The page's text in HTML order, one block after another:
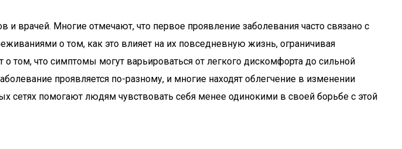
Многие отмечают, что первое проявление заболевания часто связано с
о том, как это влияет на их повседневную жизнь, ограничивая
том, что симптомы могут варьироваться от легкого дискомфорта до сильной
проявляется по-разному, и многие находят облегчение в изменении
сетях помогают людям чувствовать себя менее одинокими в своей борьбе с этой